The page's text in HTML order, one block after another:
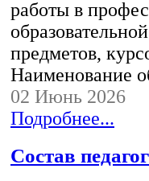
работы в
предметов,
Наименование
02 Июнь 2026
Подробнее...
Состав